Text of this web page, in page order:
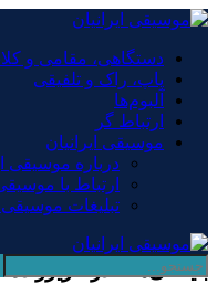
دستگاهی، مقامی و
پاپ، راک و تلفیقی
آلبوم‌ها
ارتباط گر
موسیقی ایرانیان
درباره موسیقی
ارتباط با
تبلیغات موسیقی
×
دستگاهی، مقامی و
پاپ، راک و تلفیقی
آلبوم‌ها
ارتباط گر
موسیقی ایرانیان
درباره موسیقی
ارتباط با موسیقی
بایگانی‌ها خدر